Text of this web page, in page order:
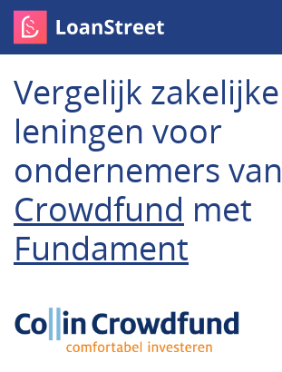
Vergelijk zakelijke
leningen voor
ondernemers van
Crowdfund met
Fundament